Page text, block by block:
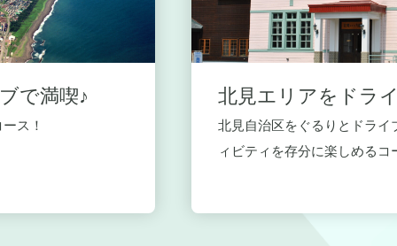
で満喫♪
ス！
北見エリアをドラ
北見自治区をぐるりとドライ
ィビティを存分に楽しめるコ